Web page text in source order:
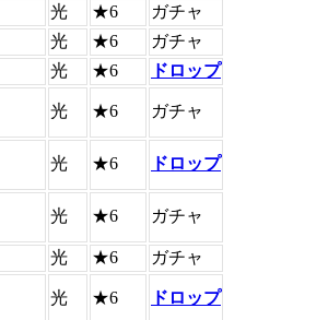
光 ★6
ガチャ
光 ★6
ガチャ
光 ★6
ドロップ
光 ★6 ガチャ
光 ★6 ドロップ
光 ★6 ガチャ
光 ★6
ガチャ
光 ★6 ドロップ